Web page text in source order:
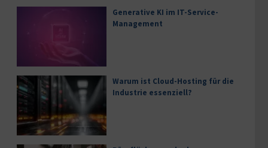
Generative KI im IT-Service-
Management
Warum ist Cloud-Hosting für die
Industrie essenziell?